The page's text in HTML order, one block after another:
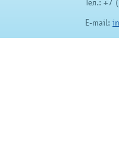
Тел.: +7
E-mail: